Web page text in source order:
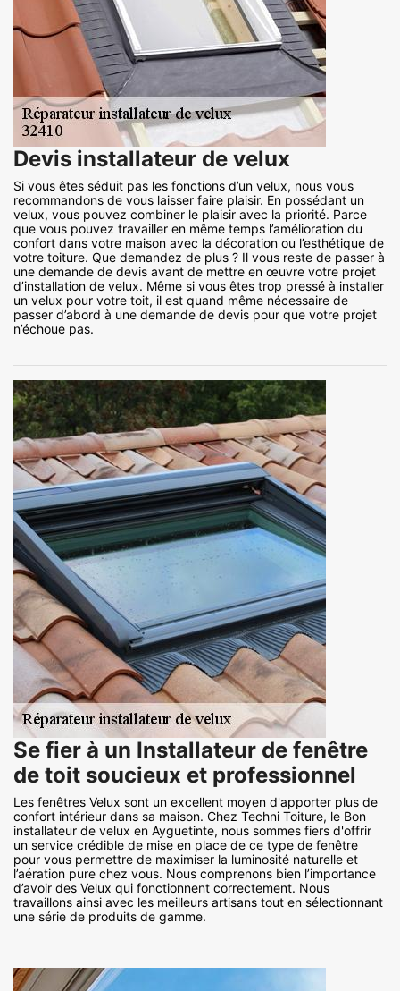
Devis installateur de velux
Si vous êtes séduit pas les fonctions d’un velux, nous vous
recommandons de vous laisser faire plaisir. En possédant un
velux, vous pouvez combiner le plaisir avec la priorité. Parce
que vous pouvez travailler en même temps l’amélioration du
confort dans votre maison avec la décoration ou l’esthétique de
votre toiture. Que demandez de plus ? Il vous reste de passer à
une demande de devis avant de mettre en œuvre votre projet
d’installation de velux. Même si vous êtes trop pressé à installer
un velux pour votre toit, il est quand même nécessaire de
passer d’abord à une demande de devis pour que votre projet
n’échoue pas.
Se fier à un Installateur de fenêtre
de toit soucieux et professionnel
Les fenêtres Velux sont un excellent moyen d'apporter plus de
confort intérieur dans sa maison. Chez Techni Toiture, le Bon
installateur de velux en Ayguetinte, nous sommes fiers d'offrir
un service crédible de mise en place de ce type de fenêtre
pour vous permettre de maximiser la luminosité naturelle et
l’aération pure chez vous. Nous comprenons bien l’importance
d’avoir des Velux qui fonctionnent correctement. Nous
travaillons ainsi avec les meilleurs artisans tout en sélectionnant
une série de produits de gamme.